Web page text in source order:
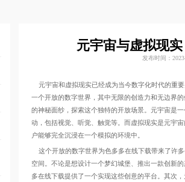
元宇宙与虚拟现实
发布时间：
元宇宙和虚拟现实已经成为当今数字化时代的重要关
一个开放的数字世界，其中无限的创造力和无边
的神秘面纱，探索这个独特的开放场景。元宇宙
动，包括视觉、听觉、触觉等。而虚拟现实
户能够完全沉浸在一个模拟的环境中。
这个开放的数字世界为色多多在线下载带来了许多令
空间。不论是想设计一个梦幻城堡、推出一款创新
多在线下载提供了一个实现这些创意的平台。其次